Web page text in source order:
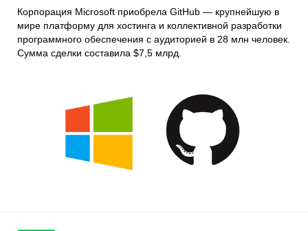
Корпорация Microsoft приобрела GitHub — крупнейшую в
мире платформу для хостинга и коллективной разработки
программного обеспечения с аудиторией в 28 млн человек.
Сумма сделки составила $7,5 млрд.